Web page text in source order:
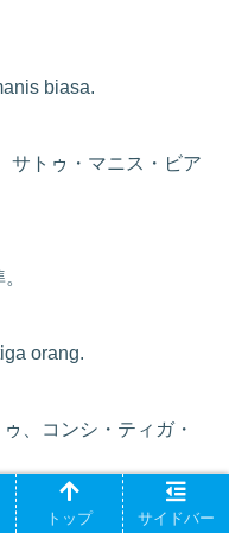
biasa.
サトゥ・マニス・ビア
orang.
、コンシ・ティガ・
トップ サイドバー